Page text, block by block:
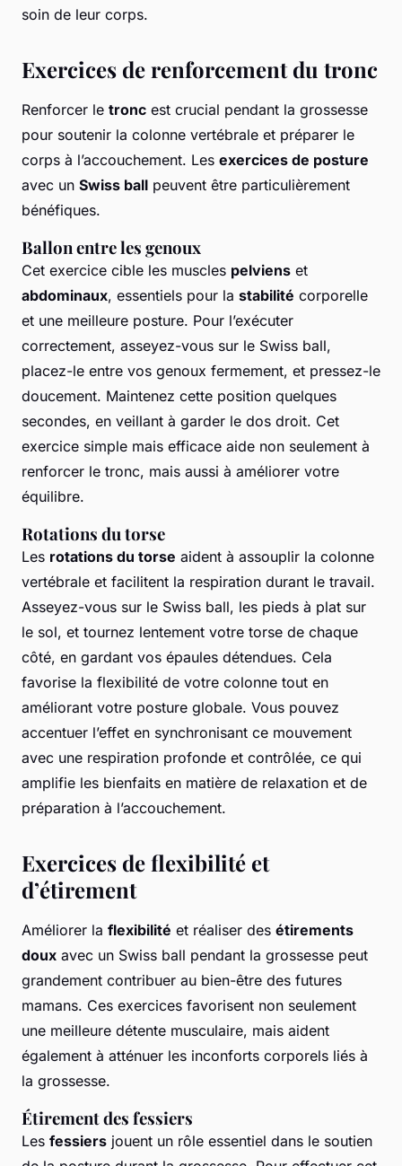
soin de leur corps.
Exercices de renforcement du tronc
Renforcer le tronc est crucial pendant la grossesse
pour soutenir la colonne vertébrale et préparer le
corps à l’accouchement. Les exercices de posture
avec un Swiss ball peuvent être particulièrement
bénéfiques.
Ballon entre les genoux
Cet exercice cible les muscles pelviens et
abdominaux, essentiels pour la stabilité corporelle
et une meilleure posture. Pour l’exécuter
correctement, asseyez-vous sur le Swiss ball,
placez-le entre vos genoux fermement, et pressez-le
doucement. Maintenez cette position quelques
secondes, en veillant à garder le dos droit. Cet
exercice simple mais efficace aide non seulement à
renforcer le tronc, mais aussi à améliorer votre
équilibre.
Rotations du torse
Les rotations du torse aident à assouplir la colonne
vertébrale et facilitent la respiration durant le travail.
Asseyez-vous sur le Swiss ball, les pieds à plat sur
le sol, et tournez lentement votre torse de chaque
côté, en gardant vos épaules détendues. Cela
favorise la flexibilité de votre colonne tout en
améliorant votre posture globale. Vous pouvez
accentuer l’effet en synchronisant ce mouvement
avec une respiration profonde et contrôlée, ce qui
amplifie les bienfaits en matière de relaxation et de
préparation à l’accouchement.
Exercices de flexibilité et
d’étirement
Améliorer la flexibilité et réaliser des étirements
doux avec un Swiss ball pendant la grossesse peut
grandement contribuer au bien-être des futures
mamans. Ces exercices favorisent non seulement
une meilleure détente musculaire, mais aident
également à atténuer les inconforts corporels liés à
la grossesse.
Étirement des fessiers
Les fessiers jouent un rôle essentiel dans le soutien